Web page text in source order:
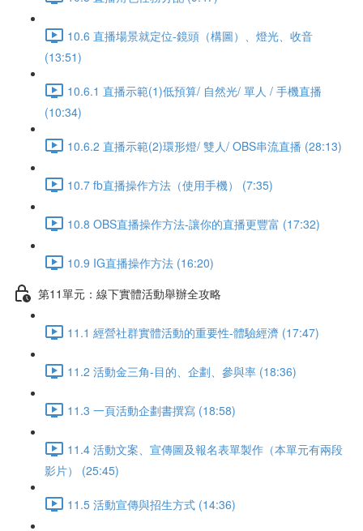
10.6 直播場景就定位-鏡頭（構圖）、燈光、收音
(13:51)
10.6.1 直播示範(1)低預算/ 自然光/ 單人 / 手機直播
(10:34)
10.6.2 直播示範(2)環形燈/ 雙人/ OBS串流直播 (28:13)
10.7 fb直播操作方法（使用手機） (7:35)
10.8 OBS直播操作方法-讓你的直播更豐富 (17:32)
10.9 IG直播操作方法 (16:20)
第11單元：線下實體活動舉辦全攻略
11.1 經營社群實體活動的重要性-體驗經濟 (17:47)
11.2 活動金三角-目的、企劃、參與率 (18:36)
11.3 一頁活動企劃書撰寫 (18:58)
11.4 活動文案、宣傳圖及報名表單製作（本單元有兩段
影片） (25:45)
11.5 活動宣傳與招生方式 (14:36)